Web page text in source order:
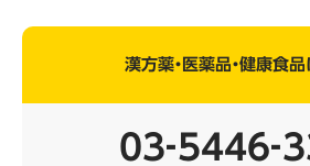
漢方薬・医薬品・健康食